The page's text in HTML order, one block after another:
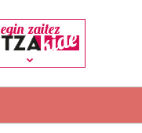
egin zaitez